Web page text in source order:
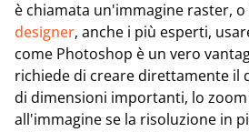
è chiamata un'immagine raster,
designer, anche i più esperti,
come Photoshop è un vero
richiede di creare direttamente il
di dimensioni importanti, lo
all'immagine se la risoluzione in